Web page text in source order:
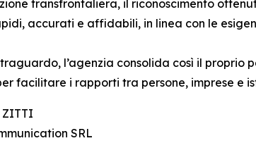
transfrontaliera, il riconoscimento
accurati e affidabili, in linea con le
l’agenzia consolida così il
facilitare i rapporti tra persone, imprese e
ZITTI
SRL